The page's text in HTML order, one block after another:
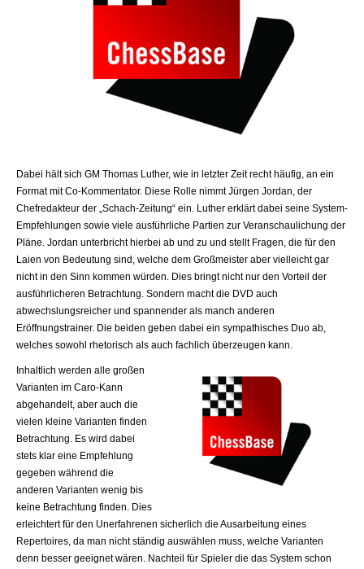
Dabei hält sich GM Thomas Luther, wie in letzter Zeit recht häufig, an ein
Format mit Co-Kommentator. Diese Rolle nimmt Jürgen Jordan, der
Chefredakteur der „Schach-Zeitung“ ein. Luther erklärt dabei seine System-
Empfehlungen sowie viele ausführliche Partien zur Veranschaulichung der
Pläne. Jordan unterbricht hierbei ab und zu und stellt Fragen, die für den
Laien von Bedeutung sind, welche dem Großmeister aber vielleicht gar
nicht in den Sinn kommen würden. Dies bringt nicht nur den Vorteil der
ausführlicheren Betrachtung. Sondern macht die DVD auch
abwechslungsreicher und spannender als manch anderen
Eröffnungstrainer. Die beiden geben dabei ein sympathisches Duo ab,
welches sowohl rhetorisch als auch fachlich überzeugen kann.
Inhaltlich werden alle großen
Varianten im Caro-Kann
abgehandelt, aber auch die
vielen kleine Varianten finden
Betrachtung. Es wird dabei
stets klar eine Empfehlung
gegeben während die
anderen Varianten wenig bis
keine Betrachtung finden. Dies
erleichtert für den Unerfahrenen sicherlich die Ausarbeitung eines
Repertoires, da man nicht ständig auswählen muss, welche Varianten
denn besser geeignet wären. Nachteil für Spieler die das System schon